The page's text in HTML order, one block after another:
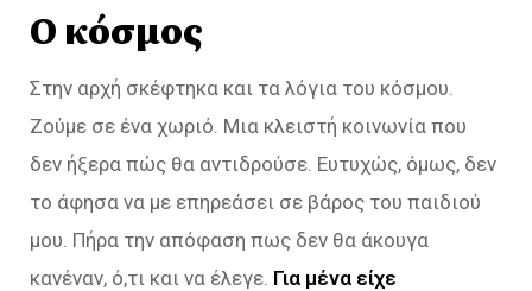
Ο κόσμος
Στην αρχή σκέφτηκα και τα λόγια του κόσμου.
Ζούμε σε ένα χωριό. Μια κλειστή κοινωνία που
δεν ήξερα πώς θα αντιδρούσε. Ευτυχώς, όμως, δεν
το άφησα να με επηρεάσει σε βάρος του παιδιού
μου. Πήρα την απόφαση πως δεν θα άκουγα
κανέναν, ό,τι και να έλεγε. Για μένα είχε